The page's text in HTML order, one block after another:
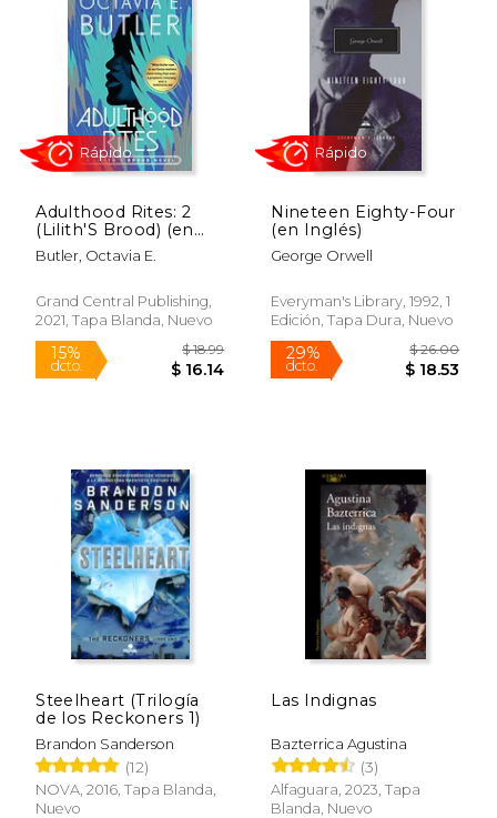
15%
dcto. $ 20.42
50%
dcto.
15%
dcto.
28%
dcto.
Adulthood Rites: 2
(Lilith'S Brood) (en
Inglés)
Butler, Octavia E.
Grand Central Publishing,
2021, Tapa Blanda, Nuevo
Nineteen Eighty-Four
(en Inglés)
George Orwell
Everyman's Library, 1992, 1
Edición, Tapa Dura, Nuevo
Steelheart (Trilogía
de los Reckoners 1)
Brandon Sanderson
(12)
NOVA, 2016, Tapa Blanda,
Nuevo
Las Indignas
Bazterrica Agustina
(3)
Alfaguara, 2023, Tapa
Blanda, Nuevo